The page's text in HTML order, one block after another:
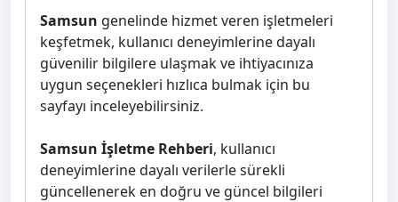
Samsun genelinde hizmet veren işletmeleri
keşfetmek, kullanıcı deneyimlerine dayalı
güvenilir bilgilere ulaşmak ve ihtiyacınıza
uygun seçenekleri hızlıca bulmak için bu
sayfayı inceleyebilirsiniz.
Samsun İşletme Rehberi, kullanıcı
deneyimlerine dayalı verilerle sürekli
güncellenerek en doğru ve güncel bilgileri